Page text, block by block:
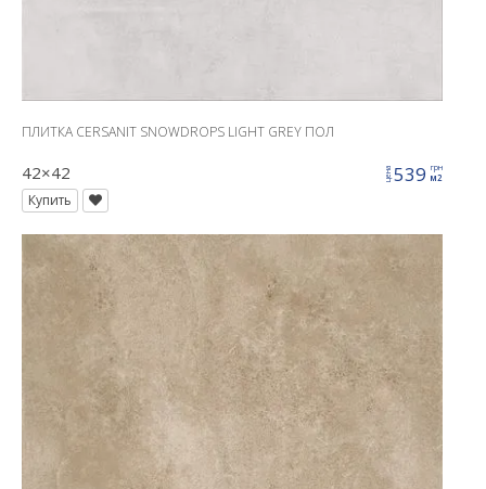
ПЛИТКА CERSANIT SNOWDROPS LIGHT GREY ПОЛ
42×42 цена539 грн
м2
Купить